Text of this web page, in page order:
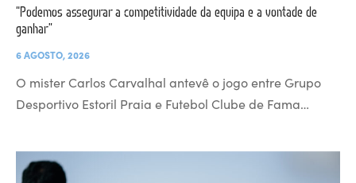
“Podemos assegurar a competitividade da equipa e a vontade de
ganhar”
6 AGOSTO, 2026
O mister Carlos Carvalhal antevê o jogo entre Grupo
Desportivo Estoril Praia e Futebol Clube de Fama…